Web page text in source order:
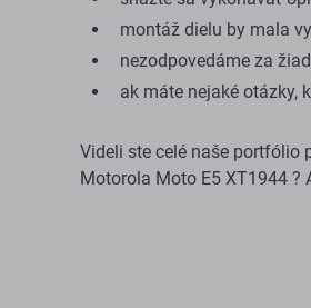
montáž dielu by mala
nezodpovedáme za
ak máte nejaké otázky,
Videli ste celé naše portfólio
Motorola Moto E5 XT1944 ?